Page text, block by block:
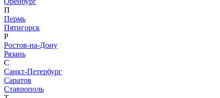
П
Пермь
Пятигорск
Р
Ростов-на-Дону
Рязань
С
Санкт-Петербург
Саратов
Ставрополь